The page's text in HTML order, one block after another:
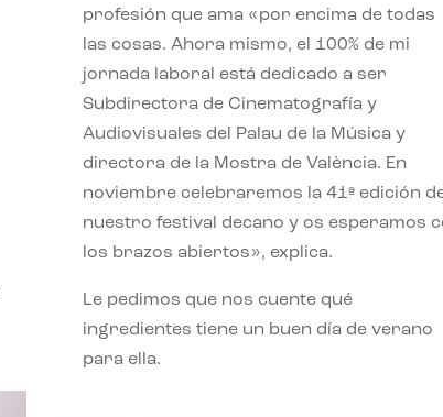
profesión que ama «por encima de todas
las cosas. Ahora mismo, el 100% de mi
jornada laboral está dedicado a ser
Subdirectora de Cinematografía y
Audiovisuales del Palau de la Música y
directora de la Mostra de València. En
noviembre celebraremos la 41ª edición
nuestro festival decano y os esperamos
los brazos abiertos», explica.
Le pedimos que nos cuente qué
ingredientes tiene un buen día de verano
para ella.